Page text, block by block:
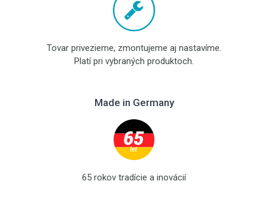
Tovar privezieme, zmontujeme aj nastavíme.
Platí pri vybraných produktoch.
Made in Germany
65 rokov tradície a inovácií